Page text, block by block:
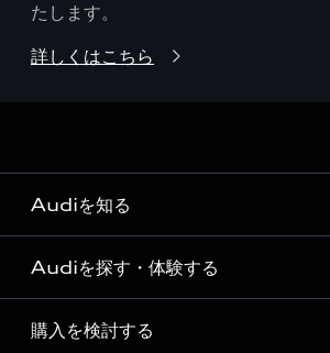
たします。
詳しくはこちら
Audiを知る
Audi ブランド
Story of Progress
Audiを探す・体験する
ディーラー検索
購入を検討する